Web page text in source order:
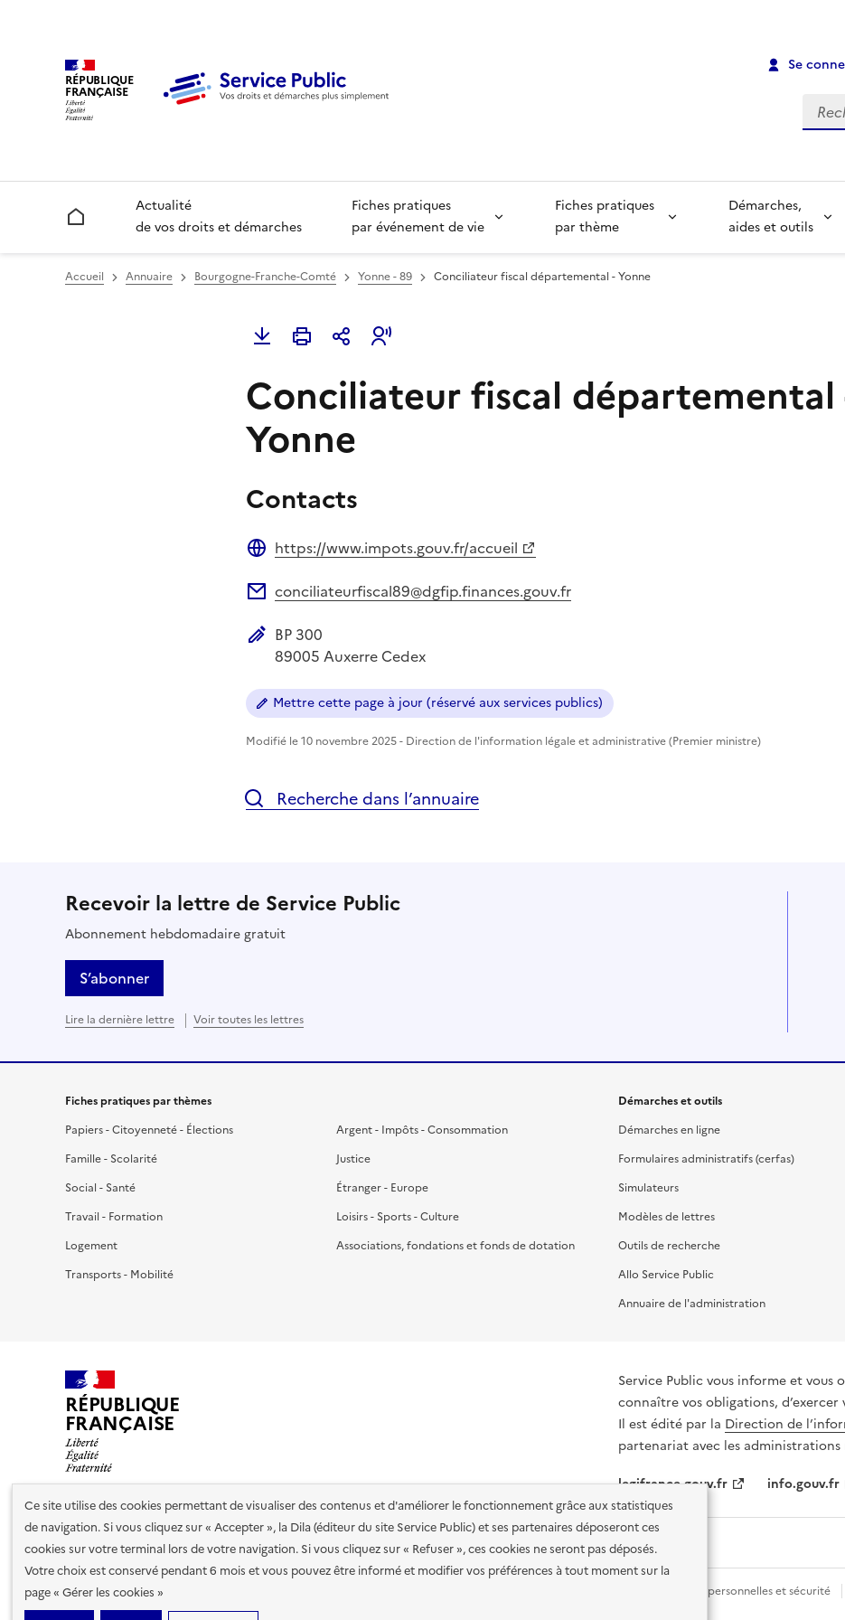
Ce site utilise des cookies permettant de visualiser des contenus et d'améliorer le fonctionnement grâce aux statistiques
de navigation. Si vous cliquez sur « Accepter », la Dila (éditeur du site Service Public) et ses partenaires déposeront ces
cookies sur votre terminal lors de votre navigation. Si vous cliquez sur « Refuser », ces cookies ne seront pas déposés.
Votre choix est conservé pendant 6 mois et vous pouvez être informé et modifier vos préférences à tout moment sur la
page « Gérer les cookies »
RÉPUBLIQUE
FRANÇAISE
Se
Accueil
Actualité
de vos droits et démarches
Fiches pratiques
par événement de vie
Fiches pratiques
par thème
Démarches,
aides et outils
Accueil Annuaire Bourgogne-Franche-Comté Yonne - 89 Conciliateur fiscal départemental - Yonne
Conciliateur fiscal départemental
Yonne
Contacts
https://www.impots.gouv.fr/accueil
conciliateurfiscal89@dgfip.finances.gouv.fr
Adresse postale
BP 300
89005 Auxerre Cedex
Mettre cette page à jour (réservé aux services publics)
Modifié le 10 novembre 2025 - Direction de l'information légale et administrative (Premier ministre)
Recherche dans l’annuaire
Recevoir la lettre de Service Public
Abonnement hebdomadaire gratuit
S’abonner
Lire la dernière lettre Voir toutes les lettres
Fiches pratiques par thèmes
Papiers - Citoyenneté - Élections
Famille - Scolarité
Social - Santé
Travail - Formation
Logement
Transports - Mobilité
Argent - Impôts - Consommation
Justice
Étranger - Europe
Loisirs - Sports - Culture
Associations, fondations et fonds de dotation
Démarches et outils
Démarches en ligne
Formulaires administratifs (cerfas)
Simulateurs
Modèles de lettres
Outils de recherche
Allo Service Public
Annuaire de l'administration
RÉPUBLIQUE
FRANÇAISE
Service Public vous informe et vous
connaître vos obligations,
Il est édité par la Direction de
partenariat avec les
legifrance.gouv.fr
info.gouv.fr
Nos partenaires
Plan du site Accessibilité : totalement conforme Données personnelles et sécurité